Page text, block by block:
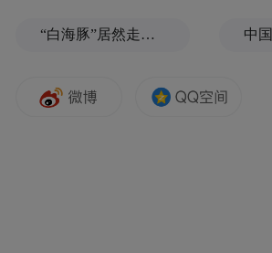
“白海豚”居然走出了古怪路径